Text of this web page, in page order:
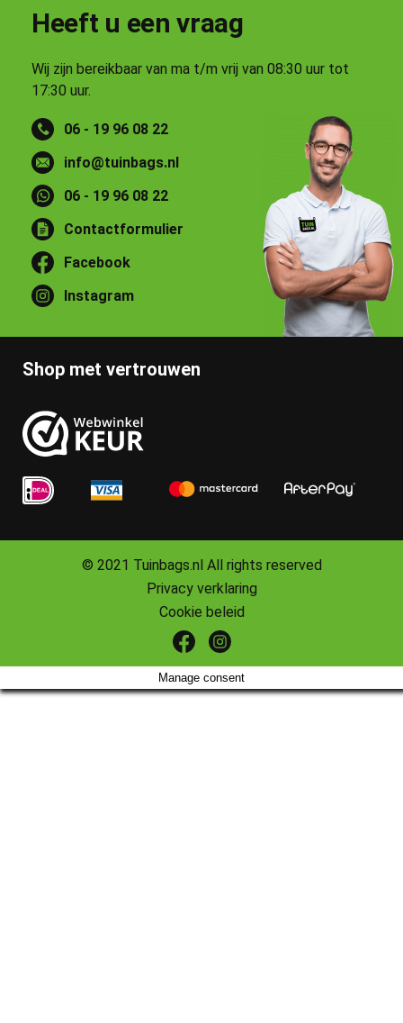
Heeft u een vraag
Wij zijn bereikbaar van ma t/m vrij van 08:30 uur tot
17:30 uur.
06 - 19 96 08 22
info@tuinbags.nl
06 - 19 96 08 22
Contactformulier
Facebook
Instagram
Shop met vertrouwen
© 2021 Tuinbags.nl All rights reserved
Privacy verklaring
Cookie beleid
Manage consent